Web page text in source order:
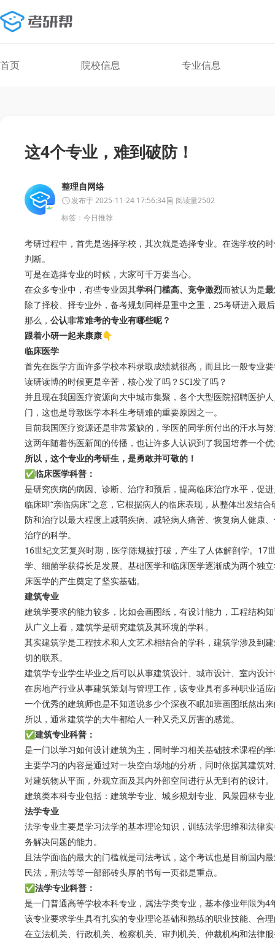
首页 院校信息 专业信息
这4个专业，难到破防！
整理自网络
发布于 2025-11-24 17:56:34
阅读量2502
标签： 今日推荐
考研过程中，首先是选择学校，其次就是选择专业。在选学校的
判断。
可是在选择专业的时候，大家可千万要当心。
在众多专业中，有些专业因其学科门槛高、竞争激烈而被认为是
除了择校、择专业外，备考规划同样是重中之重，25考研进入最
那么， 公认非常难考的专业有哪些呢？
跟着小研一起来康康👇
临床医学
首先在医学方面许多学校本科录取成绩就很高，而且比一般专业
读研读博的时候更是辛苦，核心发了吗？SCI发了吗？
并且现在我国医疗资源向大中城市集聚，各个大型医院招聘医护
门，这也是导致医学本科生考研难的重要原因之一。
目前我国医疗资源还是非常紧缺的，学医的同学所付出的汗水与
这两年随着伤医新闻的传播，也让许多人认识到了我国培养一个
所以，这个专业的考研生，是勇敢并可敬的！
✅临床医学科普：
是研究疾病的病因、诊断、治疗和预后，提高临床治疗水平，促
临床即“亲临病床”之意，它根据病人的临床表现，从整体出发结
防和治疗以最大程度上减弱疾病、减轻病人痛苦、恢复病人健康
治疗的科学。
16世纪文艺复兴时期，医学陈规被打破，产生了人体解剖学。
学、细菌学获得长足发展。基础医学和临床医学逐渐成为两个独
床医学的产生奠定了坚实基础。
建筑专业
建筑学要求的能力较多，比如会画图纸，有设计能力，工程结构
从广义上看，建筑学是研究建筑及其环境的学科。
其实建筑学是工程技术和人文艺术相结合的学科，建筑学涉及到
切的联系。
建筑学专业学生毕业之后可以从事建筑设计、城市设计、室内设
在房地产行业从事建筑策划与管理工作，该专业具有多种职业适
一个优秀的建筑师也是不知道说多少个深夜不眠加班画图纸熬出
所以，通常建筑学的大牛都给人一种又秃又厉害的感觉。
✅建筑专业科普：
是一门以学习如何设计建筑为主，同时学习相关基础技术课程的
主要学习的内容是通过对一块空白场地的分析，同时依据其建筑
对建筑物从平面，外观立面及其内外部空间进行从无到有的设计。
建筑类本科专业包括：建筑学专业、城乡规划专业、风景园林专
法学专业
法学专业主要是学习法学的基本理论知识，训练法学思维和法律
务解决问题的能力。
且法学面临的最大的门槛就是司法考试，这个考试也是目前国内
民法，刑法等等一部部砖头厚的书每一页都是重点。
✅法学专业科普：
是一门普通高等学校本科专业，属法学类专业，基本修业年限为4
该专业要求学生具有扎实的专业理论基础和熟练的职业技能、合
在立法机关、行政机关、检察机关、审判机关、仲裁机构和法律